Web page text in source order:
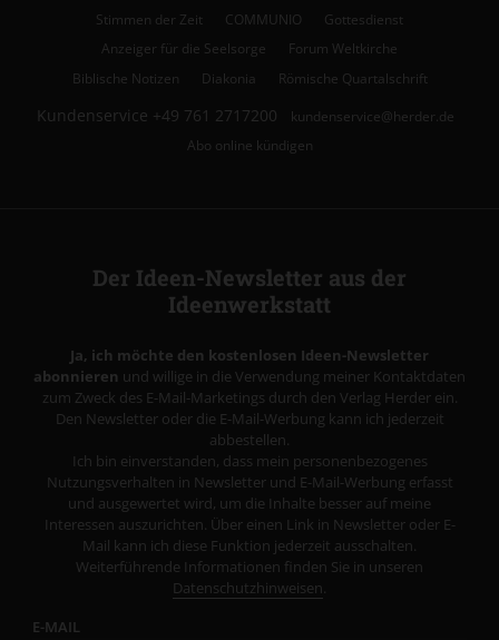
Stimmen der Zeit
COMMUNIO
Gottesdienst
Anzeiger für die Seelsorge
Forum Weltkirche
Biblische Notizen
Diakonia Römische Quartalschrift
Kundenservice +49 761 2717200
kundenservice@herder.de
Abo online kündigen
Der Ideen-Newsletter aus der
Ideenwerkstatt
Ja, ich möchte den kostenlosen Ideen-Newsletter
abonnieren und willige in die Verwendung meiner Kontaktdaten
zum Zweck des E-Mail-Marketings durch den Verlag Herder ein.
Den Newsletter oder die E-Mail-Werbung kann ich jederzeit
abbestellen.
Ich bin einverstanden, dass mein personenbezogenes
Nutzungsverhalten in Newsletter und E-Mail-Werbung erfasst
und ausgewertet wird, um die Inhalte besser auf meine
Interessen auszurichten. Über einen Link in Newsletter oder E-
Mail kann ich diese Funktion jederzeit ausschalten.
Weiterführende Informationen finden Sie in unseren
Datenschutzhinweisen.
E-MAIL